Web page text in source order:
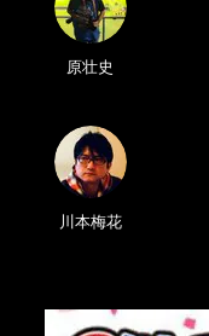
原壮史
川本梅花